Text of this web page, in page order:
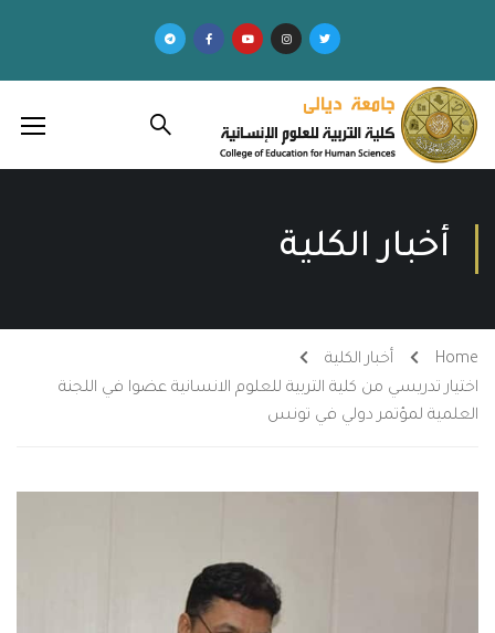
أخبار الكلية
Home
أخبار الكلية
اختيار تدريسي من كلية التربية للعلوم الانسانية عضوا في اللجنة
العلمية لمؤتمر دولي في تونس